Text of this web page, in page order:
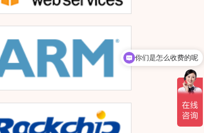
现在有优惠活动吗